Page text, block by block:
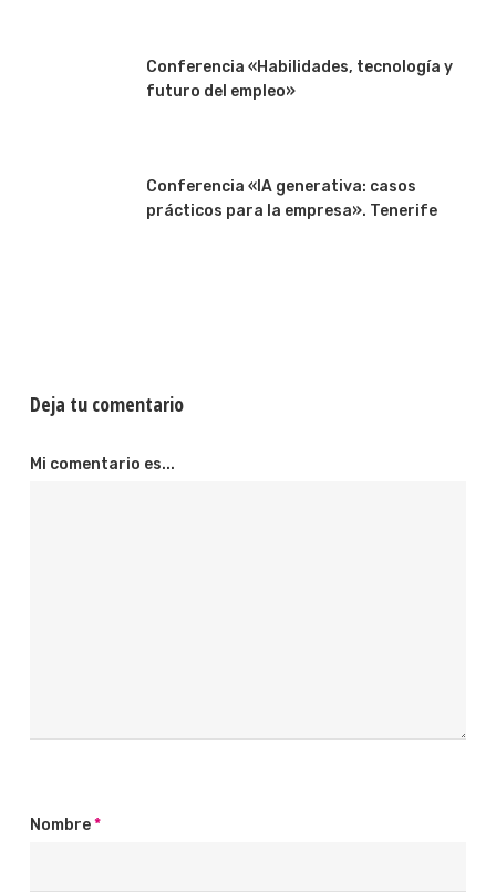
Conferencia «Habilidades, tecnología y
futuro del empleo»
Conferencia «IA generativa: casos
prácticos para la empresa». Tenerife
Deja tu comentario
Mi comentario es...
Nombre*